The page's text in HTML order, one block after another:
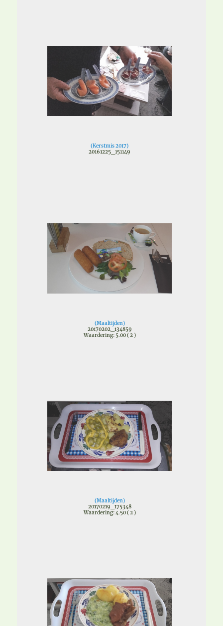
(Kerstmis 2017)
20161225_151149
(Maaltijden)
20170202_134859
Waardering: 5.00 ( 2 )
(Maaltijden)
20170219_175348
Waardering: 4.50 ( 2 )